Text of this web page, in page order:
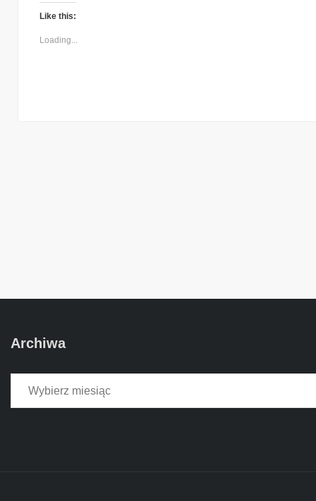
Like this:
Loading...
Archiwa